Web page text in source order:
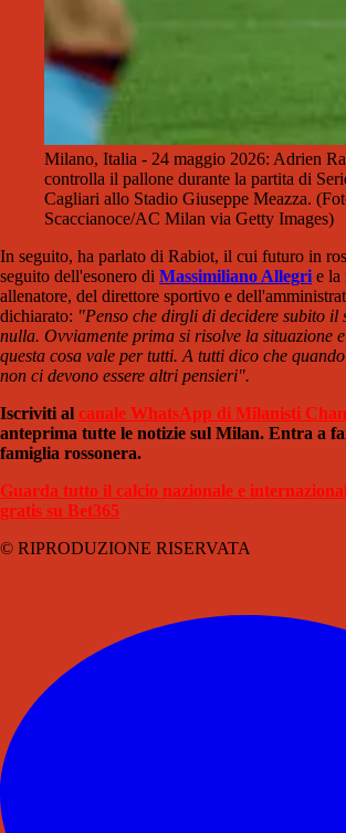
Milano, Italia - 24 maggio 2026: Adrien
controlla il pallone durante la partita di
Cagliari allo Stadio Giuseppe Meazza.
Scaccianoce/AC Milan via Getty Images)
In seguito, ha parlato di Rabiot, il cui futuro in
seguito dell'esonero di Massimiliano Allegri e la
allenatore, del direttore sportivo e
dichiarato: "Penso che dirgli di decidere subito il
nulla. Ovviamente prima si risolve la situazione
questa cosa vale per tutti. A tutti dico che
non ci devono essere altri pensieri".
Iscriviti al canale WhatsApp di Milanisti
anteprima tutte le notizie sul Milan. Entra a
famiglia rossonera.
Guarda tutto il calcio nazionale e
gratis su Bet365
© RIPRODUZIONE RISERVATA